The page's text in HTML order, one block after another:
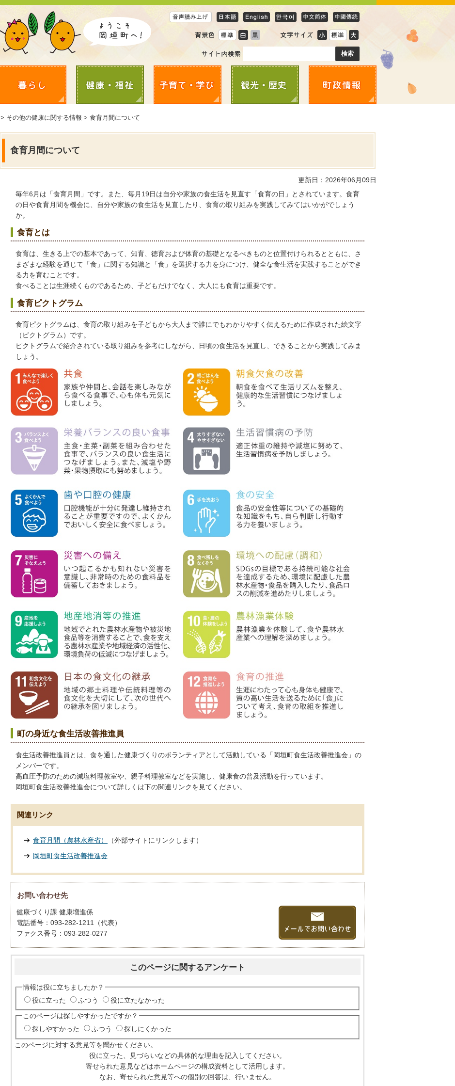
> その他の健康に関する情報 > 食育月間について
食育月間について
更新日：2026年06月09日
毎年6月は「食育月間」です。また、毎月19日は自分や家族の食生活を見直す「食育の日」とされています。食育
の日や食育月間を機会に、自分や家族の食生活を見直したり、食育の取り組みを実践してみてはいかがでしょう
か。
食育とは
食育は、生きる上での基本であって、知育、徳育および体育の基礎となるべきものと位置付けられるとともに、さ
まざまな経験を通じて「食」に関する知識と「食」を選択する力を身につけ、健全な食生活を実践することができ
る力を育むことです。
食べることは生涯続くものであるため、子どもだけでなく、大人にも食育は重要です。
食育ピクトグラム
食育ピクトグラムは、食育の取り組みを子どもから大人まで誰にでもわかりやすく伝えるために作成された絵文字
（ピクトグラム）です。
ピクトグラムで紹介されている取り組みを参考にしながら、日頃の食生活を見直し、できることから実践してみま
しょう。
町の身近な食生活改善推進員
食生活改善推進員とは、食を通した健康づくりのボランティアとして活動している「岡垣町食生活改善推進会」の
メンバーです。
高血圧予防のための減塩料理教室や、親子料理教室などを実施し、健康食の普及活動を行っています。
岡垣町食生活改善推進会について詳しくは下の関連リンクを見てください。
関連リンク
食育月間（農林水産省）
（外部サイトにリンクします）
岡垣町食生活改善推進会
お問い合わせ先
健康づくり課 健康増進係
電話番号：093-282-1211（代表）
ファクス番号：093-282-0277
このページに関するアンケート
情報は役に立ちましたか？
役に立った
ふつう 役に立たなかった
このページは探しやすかったですか？
探しやすかった
ふつう 探しにくかった
このページに対する意見等を聞かせください。
役に立った、見づらいなどの具体的な理由を記入してください。
寄せられた意見などはホームページの構成資料として活用します。
なお、寄せられた意見等への個別の回答は、行いません。